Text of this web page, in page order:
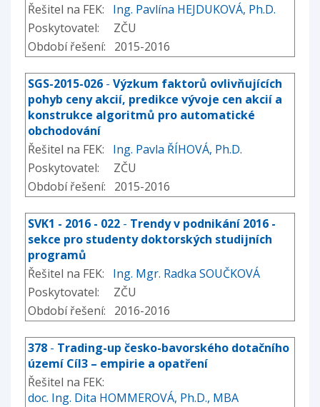
Řešitel na FEK: Ing. Pavlína HEJDUKOVÁ, Ph.D.
Poskytovatel: ZČU
Období řešení: 2015-2016
SGS-2015-026 - Výzkum faktorů ovlivňujících
pohyb ceny akcií, predikce vývoje cen akcií a
konstrukce algoritmů pro automatické
obchodování
Řešitel na FEK: Ing. Pavla ŘÍHOVÁ, Ph.D.
Poskytovatel: ZČU
Období řešení: 2015-2016
SVK1 - 2016 - 022 - Trendy v podnikání 2016 -
sekce pro studenty doktorských studijních
programů
Řešitel na FEK: Ing. Mgr. Radka SOUČKOVÁ
Poskytovatel: ZČU
Období řešení: 2016-2016
378 - Trading-up česko-bavorského dotačního
území Cíl3 – empirie a opatření
Řešitel na FEK:
doc. Ing. Dita HOMMEROVÁ, Ph.D., MBA